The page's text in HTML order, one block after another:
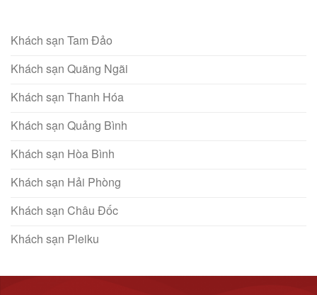
Khách sạn Tam Đảo
Khách sạn Quãng Ngãi
Khách sạn Thanh Hóa
Khách sạn Quảng Bình
Khách sạn Hòa Bình
Khách sạn Hải Phòng
Khách sạn Châu Đốc
Khách sạn Pleiku